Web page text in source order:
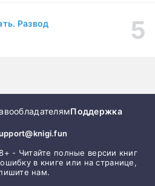
Развод
Поддержка
- Читайте полные версии книг
в книге или на странице,
нам.